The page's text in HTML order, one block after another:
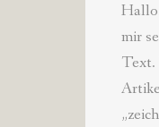
mir
Text.